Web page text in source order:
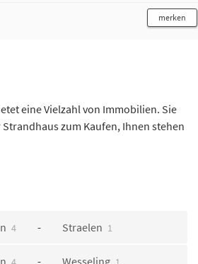
merken
eine Vielzahl von Immobilien. Sie
zum Kaufen, Ihnen stehen
4 Straelen 1
Wesseling